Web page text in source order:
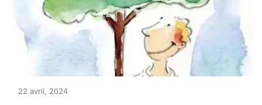
22 avril, 2024